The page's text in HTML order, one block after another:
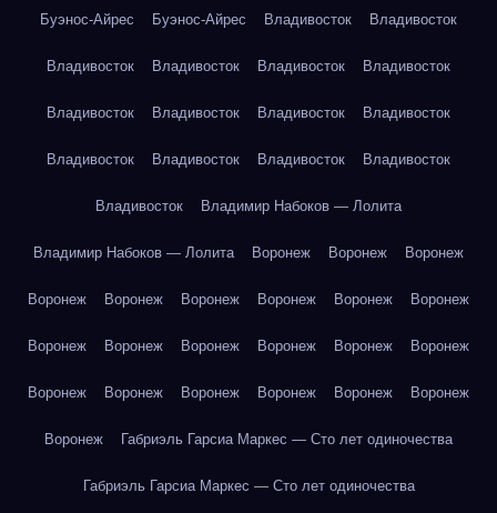
Буэнос-Айрес Буэнос-Айрес Владивосток Владивосток
Владивосток Владивосток Владивосток Владивосток
Владивосток Владивосток Владивосток Владивосток
Владивосток Владивосток Владивосток Владивосток
Владивосток Владимир Набоков — Лолита
Владимир Набоков — Лолита Воронеж Воронеж Воронеж
Воронеж Воронеж Воронеж Воронеж Воронеж Воронеж
Воронеж Воронеж Воронеж Воронеж Воронеж Воронеж
Воронеж Воронеж Воронеж Воронеж Воронеж Воронеж
Воронеж Габриэль Гарсиа Маркес — Сто лет одиночества
Габриэль Гарсиа Маркес — Сто лет одиночества